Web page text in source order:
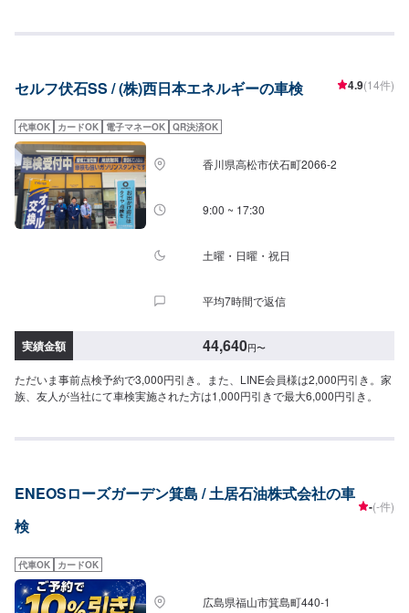
▶︎36,740円⚫︎小型車（フィット・スイフトなど）｜車検基本料14,800円↓各
（合計）58,850円最大割引適用で▶︎54,850円⚫︎大型車（ステップワゴンな
大割引適用で▶︎合計63,050円＜注意＞・追加交換等必要な場合は、別途お見
積もりご請求させていただきます。
セルフ伏石SS / (株)西日本エネルギーの車検 4.9(14件)
代車OK カードOK 電子マネーOK QR決済OK
香川県高松市伏石町2066-2
9:00 ~ 17:30
土曜・日曜・祝日
平均7時間で返信
実績金額 44,640円〜
ただいま事前点検予約で3,000円引き。また、LINE会員様は2,000円引き。家
族、友人が当社にて車検実施された方は1,000円引きで最大6,000円引き。
ENEOSローズガーデン箕島 / 土居石油株式会社の車
検
-(-件)
代車OK カードOK
広島県福山市箕島町440-1